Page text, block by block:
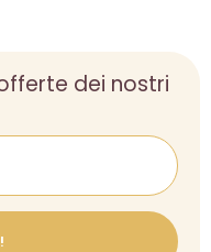
dei nostri